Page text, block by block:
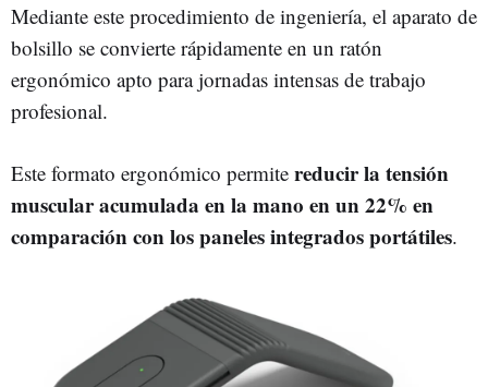
Mediante este procedimiento de ingeniería, el aparato de
bolsillo se convierte rápidamente en un ratón
ergonómico apto para jornadas intensas de trabajo
profesional.
Este formato ergonómico permite reducir la tensión
muscular acumulada en la mano en un 22% en
comparación con los paneles integrados portátiles.